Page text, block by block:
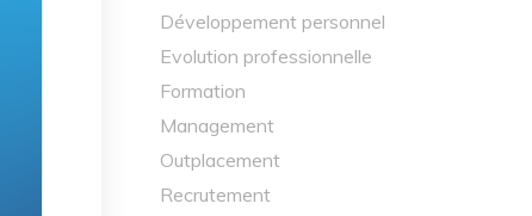
Développement personnel
Evolution professionnelle
Formation
Management
Outplacement
Recrutement